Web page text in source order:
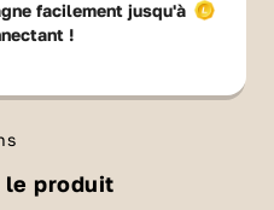
facilement jusqu'à
!
produit